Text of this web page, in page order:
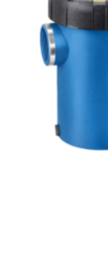
Sósvizes
só koncetrációig. Alkalmazási terület
beépíthető
- Polikarbonát